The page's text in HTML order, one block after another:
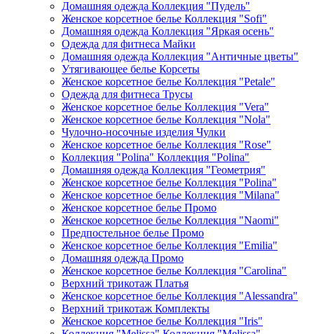
Домашняя одежда Коллекция "Пудель"
Женское корсетное белье Коллекция "Sofi"
Домашняя одежда Коллекция "Яркая осень"
Одежда для фитнеса Майки
Домашняя одежда Коллекция "Античные цветы"
Утягивающее белье Корсеты
Женское корсетное белье Коллекция "Petale"
Одежда для фитнеса Трусы
Женское корсетное белье Коллекция "Vera"
Женское корсетное белье Коллекция "Nola"
Чулочно-носочные изделия Чулки
Женское корсетное белье Коллекция "Rose"
Коллекция "Polina" Коллекция "Polina"
Домашняя одежда Коллекция "Геометрия"
Женское корсетное белье Коллекция "Polina"
Женское корсетное белье Коллекция "Milana"
Женское корсетное белье Промо
Женское корсетное белье Коллекция "Naomi"
Предпостельное белье Промо
Женское корсетное белье Коллекция "Emilia"
Домашняя одежда Промо
Женское корсетное белье Коллекция "Carolina"
Верхний трикотаж Платья
Женское корсетное белье Коллекция "Alessandra"
Верхний трикотаж Комплекты
Женское корсетное белье Коллекция "Iris"